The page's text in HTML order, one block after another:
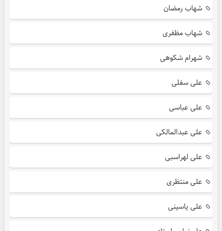
شهاب رمضان
شهاب مظفری
شهرام شکوهی
علی سفلی
علی عباسی
علی عبدالمالکی
علی لهراسبی
علی منتظری
علی یاسینی